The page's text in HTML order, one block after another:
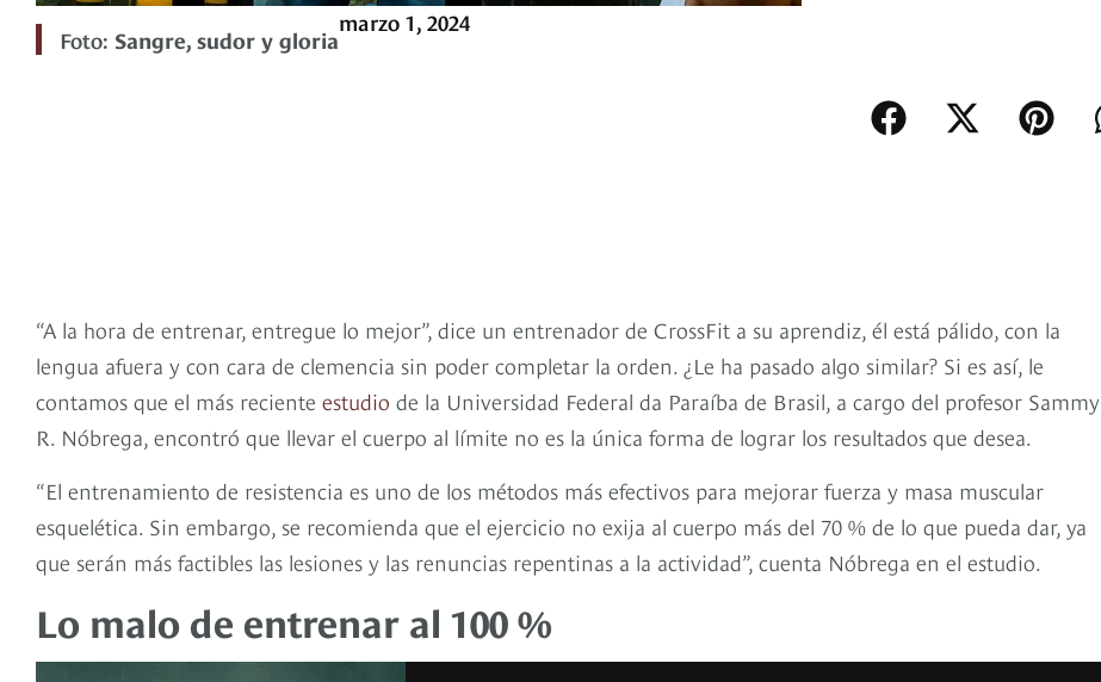
Foto: Sangre, sudor y gloria
marzo 1, 2024
“A la hora de entrenar, entregue lo mejor”, dice un entrenador de CrossFit a su aprendiz, él está pálido, con la
lengua afuera y con cara de clemencia sin poder completar la orden. ¿Le ha pasado algo similar? Si es así, le
contamos que el más reciente estudio de la Universidad Federal da Paraíba de Brasil, a cargo del profesor Sammy
R. Nóbrega, encontró que llevar el cuerpo al límite no es la única forma de lograr los resultados que desea.
“El entrenamiento de resistencia es uno de los métodos más efectivos para mejorar fuerza y masa muscular
esquelética. Sin embargo, se recomienda que el ejercicio no exija al cuerpo más del 70 % de lo que pueda dar, ya
que serán más factibles las lesiones y las renuncias repentinas a la actividad”, cuenta Nóbrega en el estudio.
Lo malo de entrenar al 100 %